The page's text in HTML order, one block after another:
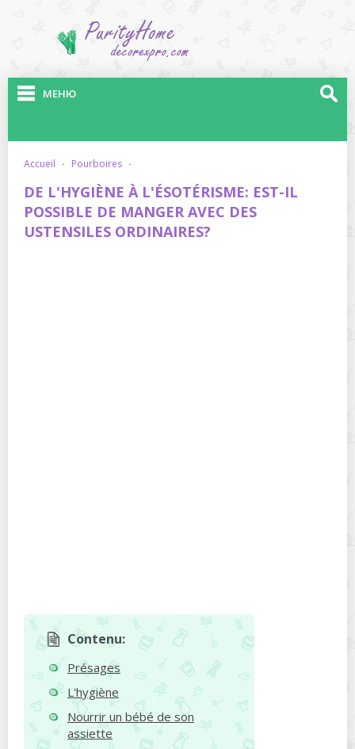
МЕНЮ
accueil · pourboires ·
DE L'HYGIÈNE À L'ÉSOTÉRISME: EST-IL
POSSIBLE DE MANGER AVEC DES
USTENSILES ORDINAIRES?
Contenu:
Présages
L'hygiène
Nourrir un bébé de son
assiette